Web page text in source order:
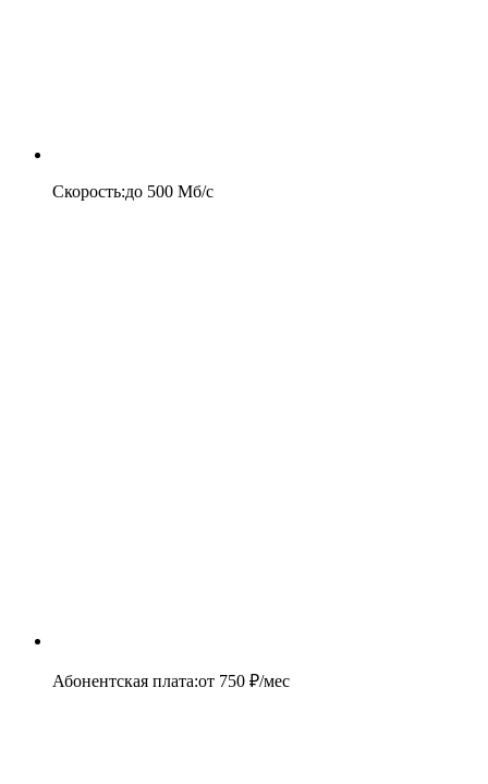
Скорость:до 500 Мб/c
Абонентская плата:от 750 ₽/мес